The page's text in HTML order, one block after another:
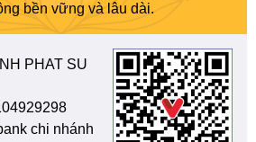
bền vững và lâu dài.
PHAT SU
chi nhánh